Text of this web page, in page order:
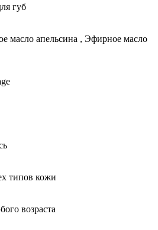
губ
масло апельсина , Эфирное масло
типов кожи
возраста